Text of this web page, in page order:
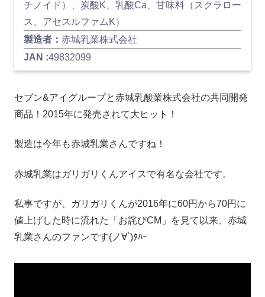
チノイド）、炭酸K、乳酸Ca、甘味料（スクラロー
ス、アセスルファムK）
製造者： 赤城乳業株式会社
JAN :49832099
セブン&アイグループと赤城乳酸業株式会社の共同開発
商品！2015年に発売されて大ヒット！
製造は今年も赤城乳業さんですね！
赤城乳業はガリガリくんアイスで有名な会社です。
私事ですが、ガリガリくんが2016年に60円から70円に
値上げした時に流れた「お詫びCM」を見て以来、赤城
乳業さんのファンです(ノ∀`)ﾀﾊｰ